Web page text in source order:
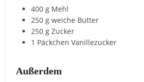
400 g Mehl
250 g weiche Butter
250 g Zucker
1 Päckchen Vanillezucker
Außerdem